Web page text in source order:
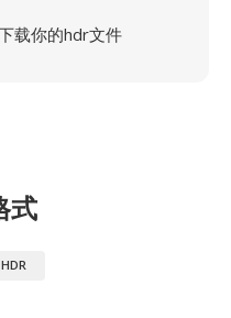
载你的hdr文件
式
HDR